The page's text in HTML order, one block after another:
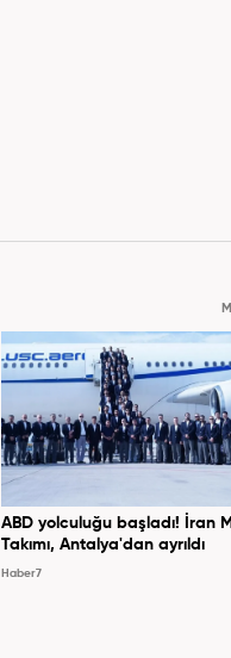
ABD yolculuğu başladı! İran
Takımı, Antalya'dan ayrıldı
Haber7